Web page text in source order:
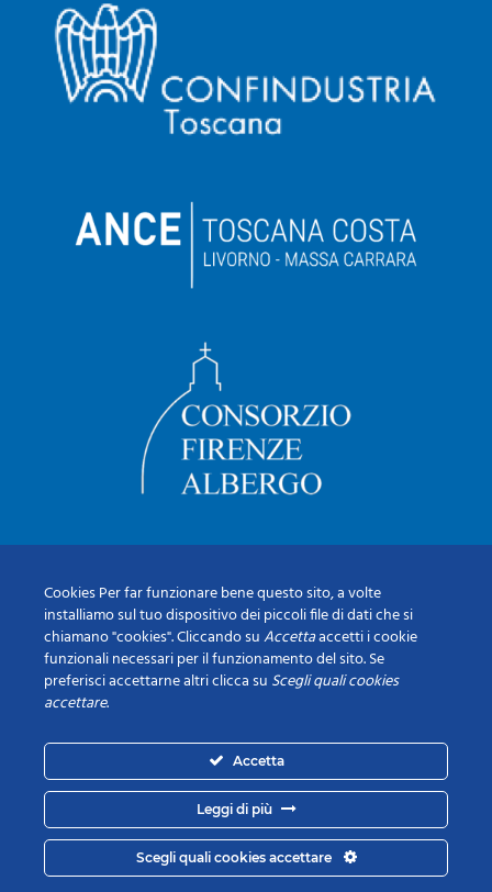
Cookies Per far funzionare bene questo sito, a volte
installiamo sul tuo dispositivo dei piccoli file di dati che si
chiamano "cookies". Cliccando suAccettaaccetti i cookie
funzionali necessari per il funzionamento del sito. Se
preferisci accettarne altri clicca su Scegli quali cookies
accettare.
Accetta
Leggi di più
Scegli quali cookies accettare